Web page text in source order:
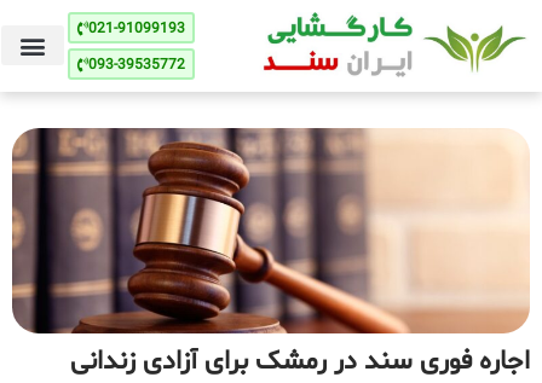
021-91099193
093-39535772
اجاره فوری سند در رمشک برای آزادی زندانی